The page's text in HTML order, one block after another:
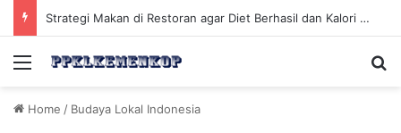
Strategi Makan di Restoran agar Diet Berhasil dan Kalori Tetap Terkontrol
Menu
Home / Budaya Lokal Indonesia